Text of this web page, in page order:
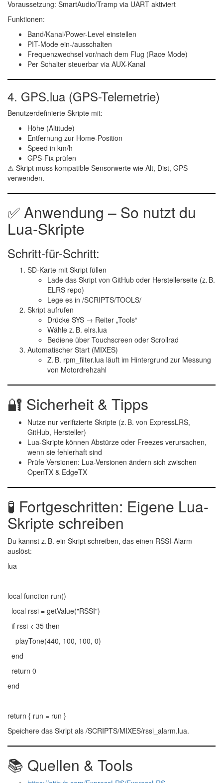
Voraussetzung: SmartAudio/Tramp via UART aktiviert
Funktionen:
Band/Kanal/Power-Level einstellen
PIT-Mode ein-/ausschalten
Frequenzwechsel vor/nach dem Flug (Race Mode)
Per Schalter steuerbar via AUX-Kanal
4. GPS.lua (GPS-Telemetrie)
Benutzerdefinierte Skripte mit:
Höhe (Altitude)
Entfernung zur Home-Position
Speed in km/h
GPS-Fix prüfen
⚠ Skript muss kompatible Sensorwerte wie Alt, Dist, GPS
verwenden.
✅ Anwendung – So nutzt du
Lua-Skripte
Schritt-für-Schritt:
SD-Karte mit Skript füllen
Lade das Skript von GitHub oder Herstellerseite (z. B.
ELRS repo)
Lege es in /SCRIPTS/TOOLS/
Skript aufrufen
Drücke SYS → Reiter „Tools“
Wähle z. B. elrs.lua
Bediene über Touchscreen oder Scrollrad
Automatischer Start (MIXES)
Z. B. rpm_filter.lua läuft im Hintergrund zur Messung
von Motordrehzahl
🔐 Sicherheit & Tipps
Nutze nur verifizierte Skripte (z. B. von ExpressLRS,
GitHub, Hersteller)
Lua-Skripte können Abstürze oder Freezes verursachen,
wenn sie fehlerhaft sind
Prüfe Versionen: Lua-Versionen ändern sich zwischen
OpenTX & EdgeTX
🧪 Fortgeschritten: Eigene Lua-
Skripte schreiben
Du kannst z. B. ein Skript schreiben, das einen RSSI-Alarm
auslöst:
lua
local function run()
local rssi = getValue("RSSI")
if rssi < 35 then
playTone(440, 100, 100, 0)
end
return 0
end
return { run = run }
Speichere das Skript als /SCRIPTS/MIXES/rssi_alarm.lua.
📚 Quellen & Tools